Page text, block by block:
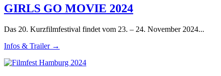
GIRLS GO MOVIE 2024
Das 20. Kurzfilmfestival findet vom 23. – 24. November 2024...
Infos & Trailer →